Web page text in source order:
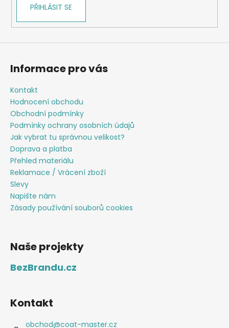
y
PŘIHLÁSIT SE
Informace pro vás
Kontakt
Hodnocení obchodu
Obchodní podmínky
Podmínky ochrany osobních údajů
Jak vybrat tu správnou velikost?
Doprava a platba
Přehled materiálu
Reklamace / Vrácení zboží
Slevy
Napište nám
Zásady používání souborů cookies
Naše projekty
BezBrandu.cz
Kontakt
obchod@coat-master.cz